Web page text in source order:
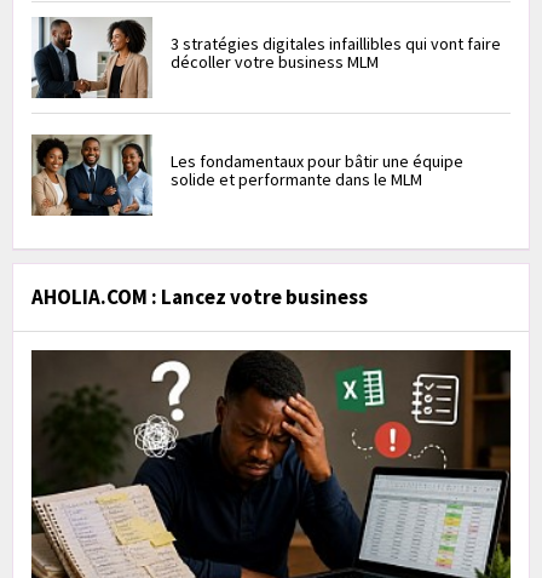
3 stratégies digitales infaillibles qui vont faire
décoller votre business MLM
Les fondamentaux pour bâtir une équipe
solide et performante dans le MLM
AHOLIA.COM : Lancez votre business